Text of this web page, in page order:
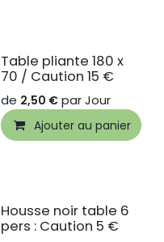
Table pliante 180 x
70 / Caution 15 €
de 2,50 € parJour
Ajouter au panier
Housse noir table 6
pers : Caution 5 €